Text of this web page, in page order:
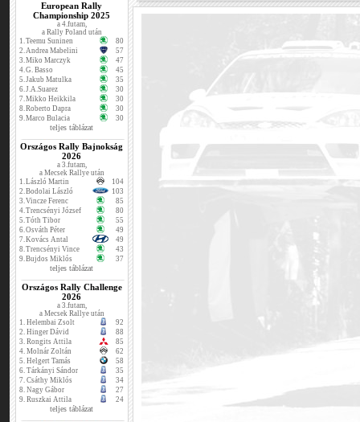
European Rally
Championship 2025
a 4.futam,
a Rally Poland után
1.Teemu Suninen
80
2.Andrea Mabelini
57
3.Miko Marczyk
47
4.G. Basso
45
5.Jakub Matulka
35
6.J.A.Suarez
30
7.Mikko Heikkila
30
8.Roberto Dapra
30
9.Marco Bulacia 30
teljes táblázat
Országos Rally Bajnokság
2026
a 3.futam,
a Mecsek Rallye után
1.László Martin
104
2.Bodolai László
103
3.Vincze Ferenc
85
4.Trencsényi József
80
5.Tóth Tibor
55
6.Osváth Péter
49
7.Kovács Antal
49
8.Trencsényi Vince
43
9.Bujdos Miklós 37
teljes táblázat
Országos Rally Challenge
2026
a 3.futam,
a Mecsek Rallye után
1. Helembai Zsolt
92
2. Hinger Dávid
88
3. Rongits Attila
85
4. Molnár Zoltán
62
5. Helgert Tamás
58
6. Tárkányi Sándor
35
7. Csáthy Miklós
34
8. Nagy Gábor
27
9. Ruszkai Attila 24
teljes táblázat